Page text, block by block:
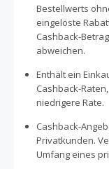
auf Deine
Bestellwerts
eingelöste
Cashback-
abweichen.
Enthält ein
Cashback-
niedrigere Rate.
Cashback-
Privatkunden.
Umfang eines